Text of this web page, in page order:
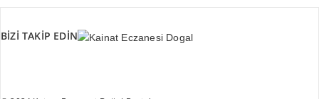
BİZİ TAKİP EDİN